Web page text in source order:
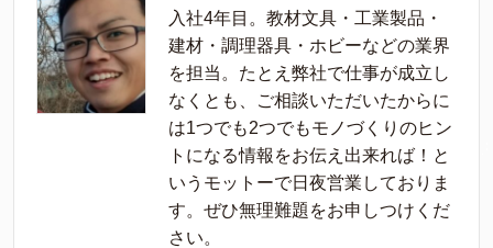
入社4年目。教材文具・工業製品・
建材・調理器具・ホビーなどの業界
を担当。たとえ弊社で仕事が成立し
なくとも、ご相談いただいたからに
は1つでも2つでもモノづくりのヒン
トになる情報をお伝え出来れば！と
いうモットーで日夜営業しておりま
す。ぜひ無理難題をお申しつけくだ
さい。